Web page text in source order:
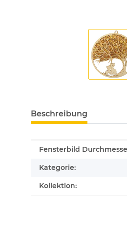
Beschreibung
Produkteigenschaft
Wert
Fensterbild
Kategorie:
Kollektion: